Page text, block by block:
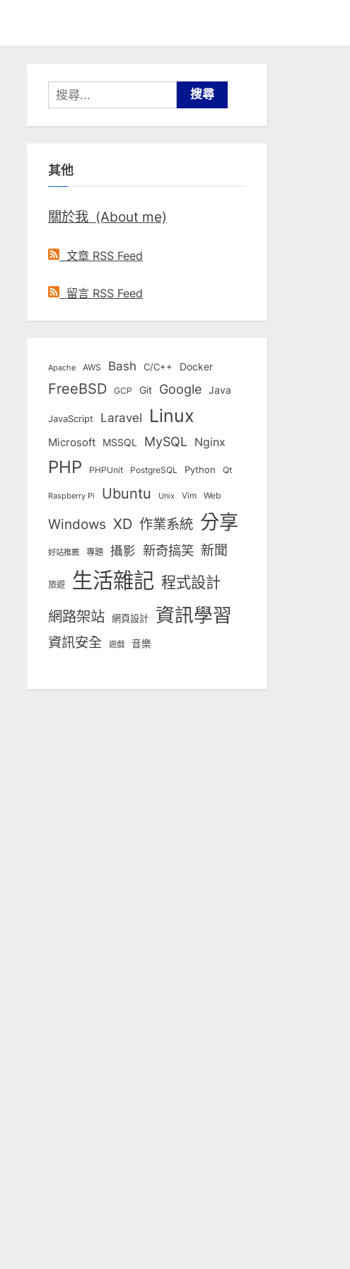
搜
尋
關
字:
其他
關於我 (About me)
文章 RSS Feed
留言 RSS Feed
Apache AWS Bash C/C++ Docker
FreeBSD GCP Git Google Java
JavaScript Laravel Linux
Microsoft MSSQL MySQL Nginx
PHP PHPUnit PostgreSQL Python Qt
Raspberry Pi Ubuntu Unix Vim Web
Windows XD 作業系統 分享
好站推薦 專題 攝影 新奇搞笑 新聞
旅遊 生活雜記 程式設計
網路架站 網頁設計 資訊學習
資訊安全 遊戲 音樂